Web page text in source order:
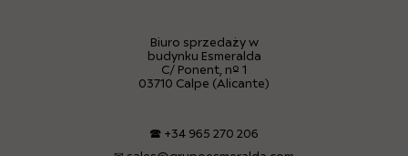
Biuro sprzedaży w
budynku Esmeralda
C/ Ponent, nº 1
03710 Calpe (Alicante)
🕿 +34 965 270 206